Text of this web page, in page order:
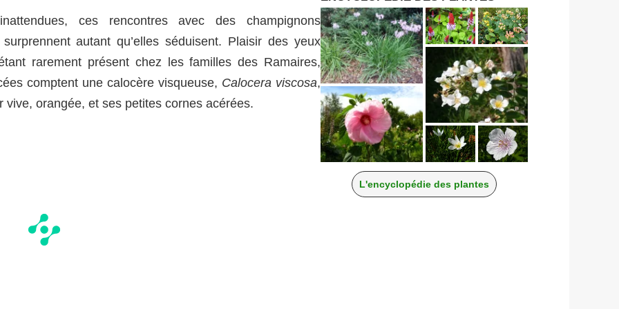
ces rencontres avec des champignons
autant qu’elles séduisent. Plaisir des yeux
rarement présent chez les familles des Ramaires,
comptent une calocère visqueuse, Calocera viscosa,
orangée, et ses petites cornes acérées.
L'encyclopédie des plantes